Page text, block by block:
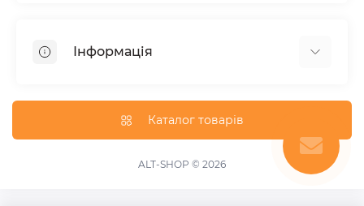
Відпочинок, туризм
Товари для автомобілів
Інформація
Умови повернення
Зворотній зв'язок
Каталог товарів
ALT-SHOP © 2026